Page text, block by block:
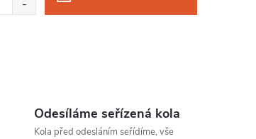
Odesíláme seřízená kola
Kola před odesláním seřídíme, vše